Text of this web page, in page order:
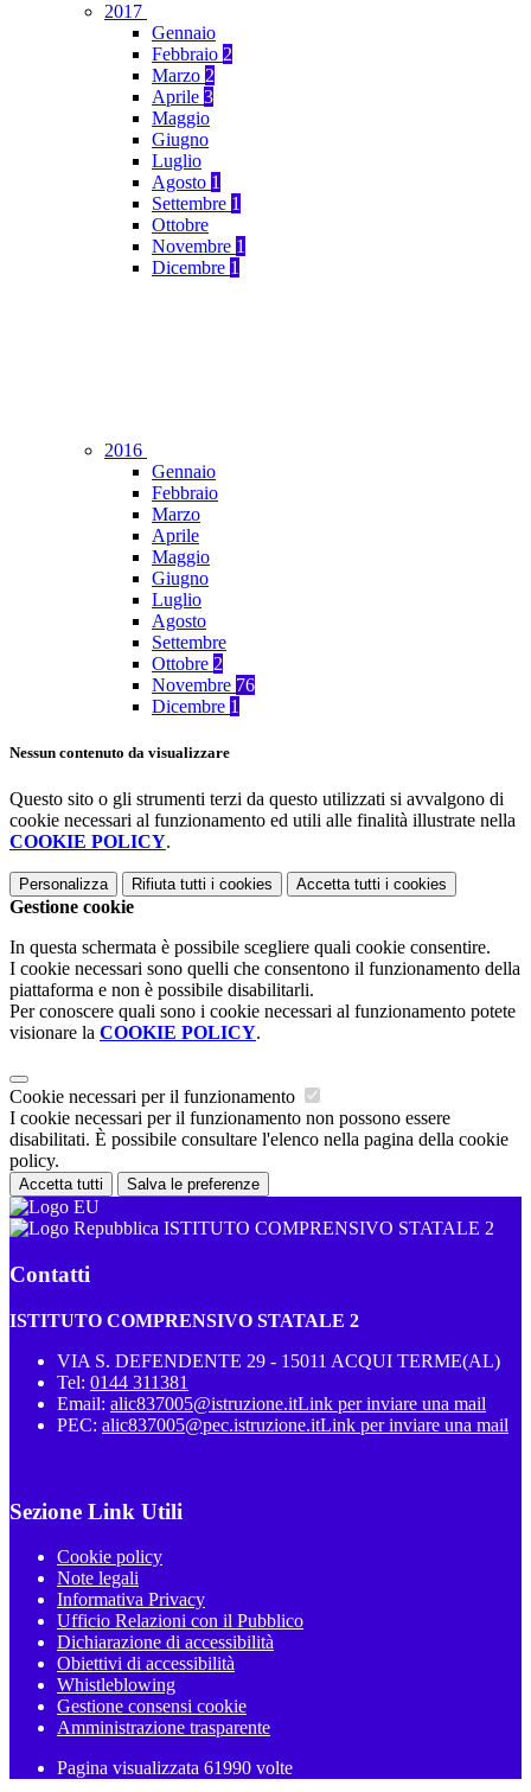
2017
Gennaio
Febbraio 2
Marzo 2
Aprile 3
Maggio
Giugno
Luglio
Agosto 1
Settembre 1
Ottobre
Novembre 1
Dicembre 1
2016
Gennaio
Febbraio
Marzo
Aprile
Maggio
Giugno
Luglio
Agosto
Settembre
Ottobre 2
Novembre 76
Dicembre 1
Nessun contenuto da visualizzare
Questo sito o gli strumenti terzi da questo utilizzati si avvalgono di
cookie necessari al funzionamento ed utili alle finalità illustrate nella
COOKIE POLICY.
Personalizza Rifiuta tutti i cookies Accetta tutti i cookies
Gestione cookie
In questa schermata è possibile scegliere quali cookie consentire.
I cookie necessari sono quelli che consentono il funzionamento della
piattaforma e non è possibile disabilitarli.
Per conoscere quali sono i cookie necessari al funzionamento potete
visionare la COOKIE POLICY.
Cookie necessari per il funzionamento
I cookie necessari per il funzionamento non possono essere
disabilitati. È possibile consultare l'elenco nella pagina della cookie
policy.
Accetta tutti Salva le preferenze
ISTITUTO COMPRENSIVO STATALE 2
Contatti
ISTITUTO COMPRENSIVO STATALE 2
VIA S. DEFENDENTE 29 - 15011 ACQUI TERME(AL)
Tel: 0144 311381
Email: alic837005@istruzione.itLink per inviare una mail
PEC: alic837005@pec.istruzione.itLink per inviare una mail
Sezione Link Utili
Cookie policy
Note legali
Informativa Privacy
Ufficio Relazioni con il Pubblico
Dichiarazione di accessibilità
Obiettivi di accessibilità
Whistleblowing
Gestione consensi cookie
Amministrazione trasparente
Pagina visualizzata 61990 volte